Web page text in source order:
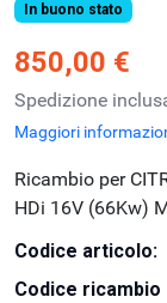
In buono stato
850,00 €
Spedizione
Maggiori
Ricambio per
HDi 16V (66Kw)
Codice articolo:
Codice ricambio